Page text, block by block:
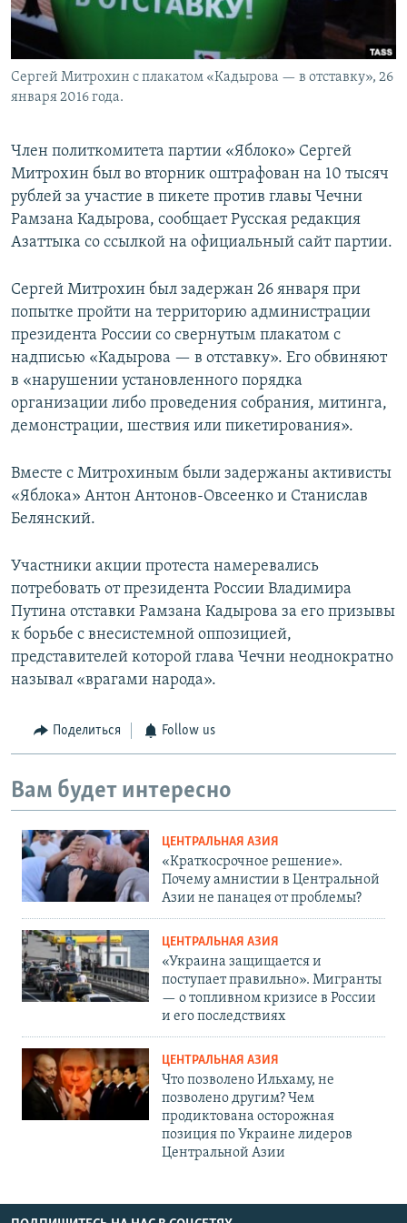
Сергей Митрохин с плакатом «Кадырова — в отставку», 26
января 2016 года.
Член политкомитета партии «Яблоко» Сергей
Митрохин был во вторник оштрафован на 10 тысяч
рублей за участие в пикете против главы Чечни
Рамзана Кадырова, сообщает Русская редакция
Азаттыка со ссылкой на официальный сайт партии.
Сергей Митрохин был задержан 26 января при
попытке пройти на территорию администрации
президента России со свернутым плакатом с
надписью «Кадырова — в отставку». Его обвиняют
в «нарушении установленного порядка
организации либо проведения собрания, митинга,
демонстрации, шествия или пикетирования».
Вместе с Митрохиным были задержаны активисты
«Яблока» Антон Антонов-Овсеенко и Станислав
Белянский.
Участники акции протеста намеревались
потребовать от президента России Владимира
Путина отставки Рамзана Кадырова за его призывы
к борьбе с внесистемной оппозицией,
представителей которой глава Чечни неоднократно
называл «врагами народа».
Поделиться Follow us
Вам будет интересно
ЦЕНТРАЛЬНАЯ АЗИЯ
«Краткосрочное решение».
Почему амнистии в Центральной
Азии не панацея от проблемы?
ЦЕНТРАЛЬНАЯ АЗИЯ
«Украина защищается и
поступает правильно». Мигранты
— о топливном кризисе в России
и его последствиях
ЦЕНТРАЛЬНАЯ АЗИЯ
Что позволено Ильхаму, не
позволено другим? Чем
продиктована осторожная
позиция по Украине лидеров
Центральной Азии